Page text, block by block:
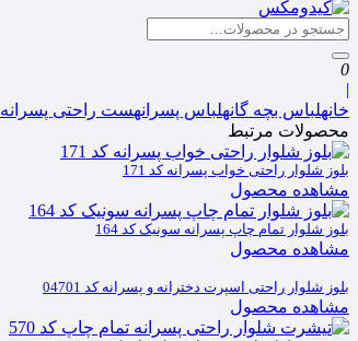
0
|
خانهلباس بچه گانهلباس پسرانهست راحتی پسرانه
محصولات مرتبط
بلوز شلوار راحتی خواب پسرانه کد 171
مشاهده محصول
بلوز شلوار تمام چاپ پسرانه سونیک کد 164
مشاهده محصول
بلوز شلوار راحتی اسپرت دخترانه و پسرانه کد 04701
مشاهده محصول